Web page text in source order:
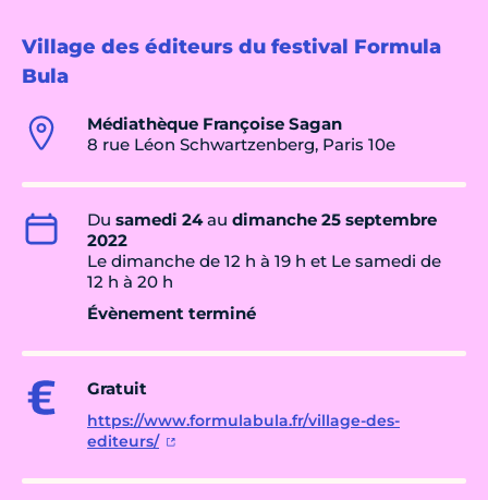
Village des éditeurs du festival Formula
Bula
Médiathèque Françoise Sagan
8 rue Léon Schwartzenberg, Paris 10e
Du samedi 24au dimanche 25 septembre
2022
Le dimanche de 12 h à 19 h et Le samedi de
12 h à 20 h
Évènement terminé
Gratuit
https://www.formulabula.fr/village-des-
editeurs/